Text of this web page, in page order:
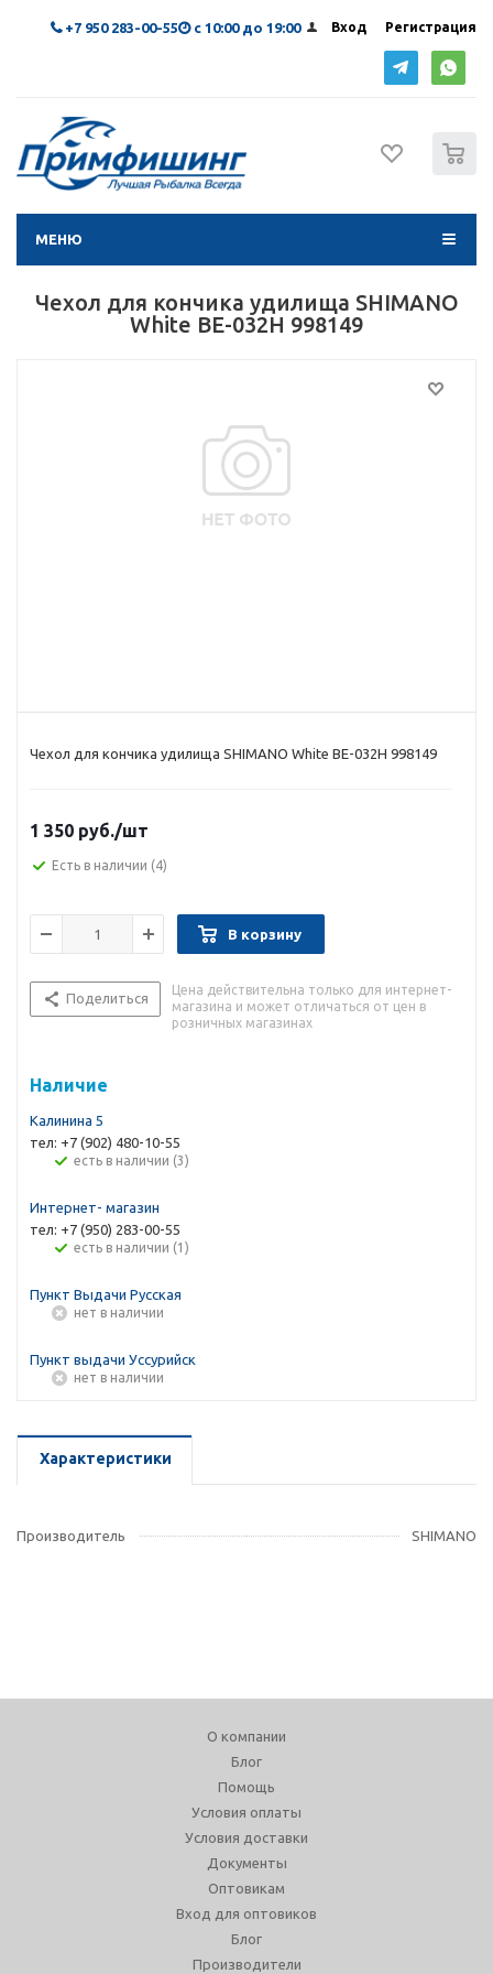
Вход Регистрация
+7 950 283-00-55 с 10:00 до 19:00
МЕНЮ
Чехол для кончика удилища SHIMANO
White BE-032H 998149
Чехол для кончика удилища SHIMANO White BE-032H 998149
1 350 руб./шт
Есть в наличии (4)
В корзину
Поделиться
Цена действительна только для интернет-
магазина и может отличаться от цен в
розничных магазинах
Наличие
Калинина 5
тел: +7 (902) 480-10-55
Есть в наличии (3)
Интернет- магазин
тел: +7 (950) 283-00-55
Есть в наличии (1)
Пункт Выдачи Русская
Нет в наличии
Пункт выдачи Уссурийск
Нет в наличии
Характеристики
Производитель SHIMANO
О компании
Блог
Помощь
Условия оплаты
Условия доставки
Документы
Оптовикам
Вход для оптовиков
Блог
Производители